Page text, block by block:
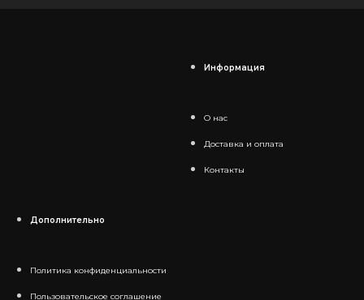
Информация
О нас
Доставка и оплата
Контакты
Дополнительно
Политика конфиденциальности
Пользовательское соглашение